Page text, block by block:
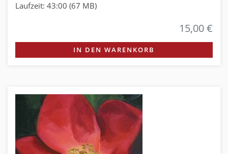
Laufzeit: 43:00 (67 MB)
15,00 €
IN DEN WARENKORB